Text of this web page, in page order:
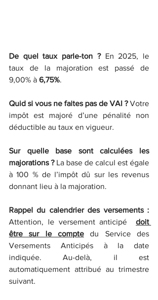
De quel taux parle-ton ? En 2025, le
taux de la majoration est passé de
9,00% à 6,75%.
Quid si vous ne faites pas de VAI ? Votre
impôt est majoré d’une pénalité non
déductible au taux en vigueur.
Sur quelle base sont calculées les
majorations ? La base de calcul est égale
à 100 % de l’impôt dû sur les revenus
donnant lieu à la majoration.
Attention, le versement anticipé doit
être sur le compte du Service des
Versements Anticipés à la date
indiquée. Au-delà, il est
automatiquement attribué au trimestre
suivant.